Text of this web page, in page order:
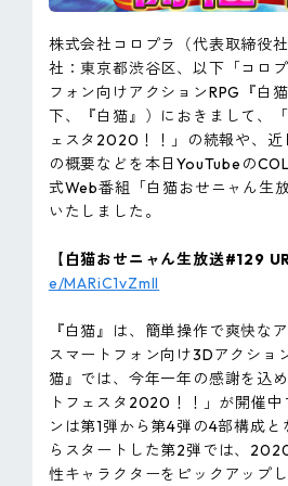
株式会社コロプラ（代表取締役
社：東京都渋谷区、以下「コロ
フォン向けアクションRPG『白
下、『白猫』）におきまして、
ェスタ2020！！」の続報や、近
の概要などを本日YouTubeの
式Web番組「白猫おせニャん生
いたしました。
【白猫おせニャん生放送#129
e/MARiC1vZmII
『白猫』は、簡単操作で爽快な
スマートフォン向け3Dアクショ
猫』では、今年一年の感謝を込
トフェスタ2020！！」が開催
ンは第1弾から第4弾の4部構成
らスタートした第2弾では、
性キャラクターをピックアップ